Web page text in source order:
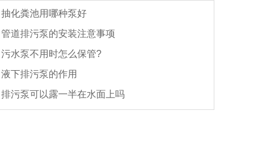
抽化粪池用哪种泵好
管道排污泵的安装注意事项
污水泵不用时怎么保管?
液下排污泵的作用
排污泵可以露一半在水面上吗